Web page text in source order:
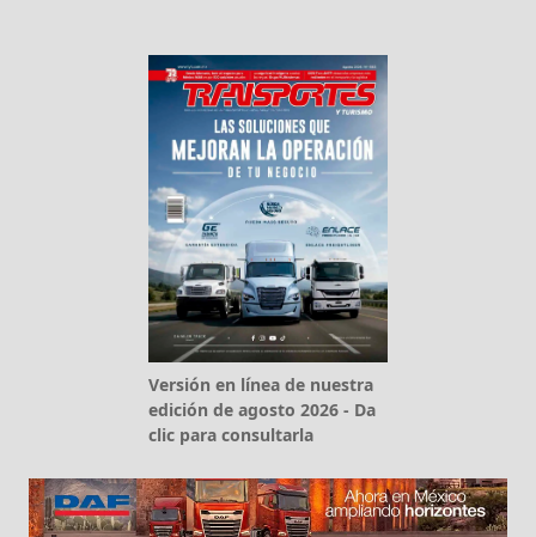
Versión en línea de nuestra
edición de agosto 2026 - Da
clic para consultarla
¿Quieres suscribirte a nuestra edición